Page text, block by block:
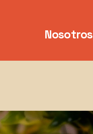
Nosotros